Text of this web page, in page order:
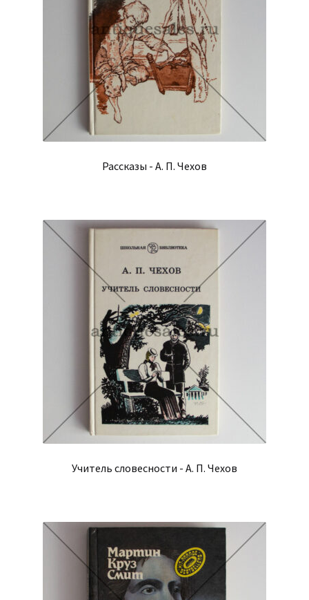
Рассказы - А. П. Чехов
Учитель словесности - А. П. Чехов